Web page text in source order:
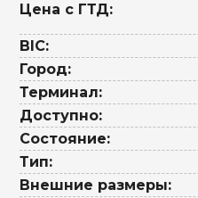
Цена с ГТД:
BIC:
Город:
Терминал:
Доступно:
Состояние:
Тип:
Внешние размеры: